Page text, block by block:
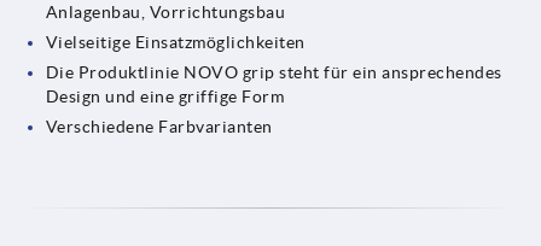
Anlagenbau, Vorrichtungsbau
Vielseitige Einsatzmöglichkeiten
Die Produktlinie NOVO grip steht für ein ansprechendes
Design und eine griffige Form
Verschiedene Farbvarianten